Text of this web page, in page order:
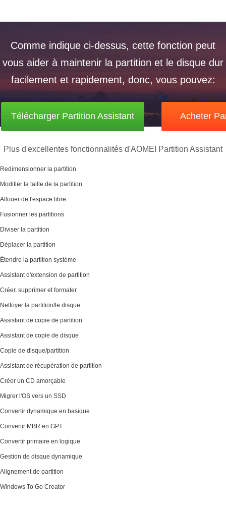
Comme indique ci-dessus, cette fonction peut
vous aider à maintenir la partition et le disque dur
facilement et rapidement, donc, vous pouvez:
Télécharger Partition Assistant Acheter
Plus d'excellentes fonctionnalités d'AOMEI Partition Assistant
Redimensionner la partition
Modifier la taille de la partition
Allouer de l'espace libre
Fusionner les partitions
Diviser la partition
Déplacer la partition
Étendre la partition système
Assistant d'extension de partition
Créer, supprimer et formater
Nettoyer la partition/le disque
Assistant de copie de partition
Assistant de copie de disque
Copie de disque/partition
Assistant de récupération de partition
Créer un CD amorçable
Migrer l'OS vers un SSD
Convertir dynamique en basique
Convertir MBR en GPT
Convertir primaire en logique
Gestion de disque dynamique
Alignement de partition
Windows To Go Creator